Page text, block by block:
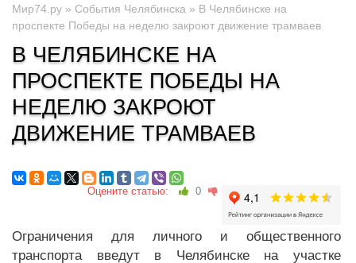
Мир74.ру » События Челябинска » В Челябинске на
проспекте Победы на неделю закроют движение трамваев
В ЧЕЛЯБИНСКЕ НА
ПРОСПЕКТЕ ПОБЕДЫ НА
НЕДЕЛЮ ЗАКРОЮТ
ДВИЖЕНИЕ ТРАМВАЕВ
Оцените статью: 0
Ограничения для личного и общественного
транспорта введут в Челябинске на участке